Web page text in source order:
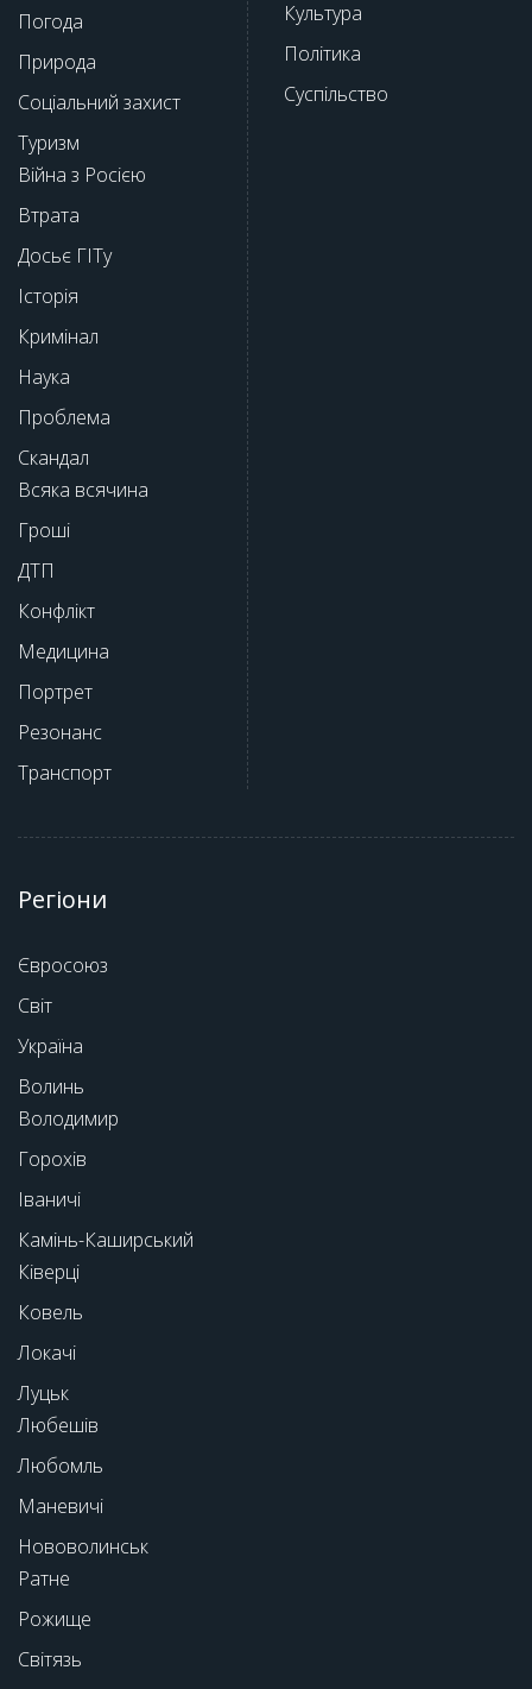
Погода
Природа
Соціальний захист
Туризм
Війна з Росією
Втрата
Досьє ГІТу
Історія
Кримінал
Наука
Проблема
Скандал
Всяка всячина
Гроші
ДТП
Конфлікт
Медицина
Портрет
Резонанс
Транспорт
Культура
Політика
Суспільство
Регіони
Євросоюз
Світ
Україна
Волинь
Володимир
Горохів
Іваничі
Камінь-Каширський
Ківерці
Ковель
Локачі
Луцьк
Любешів
Любомль
Маневичі
Нововолинськ
Ратне
Рожище
Світязь